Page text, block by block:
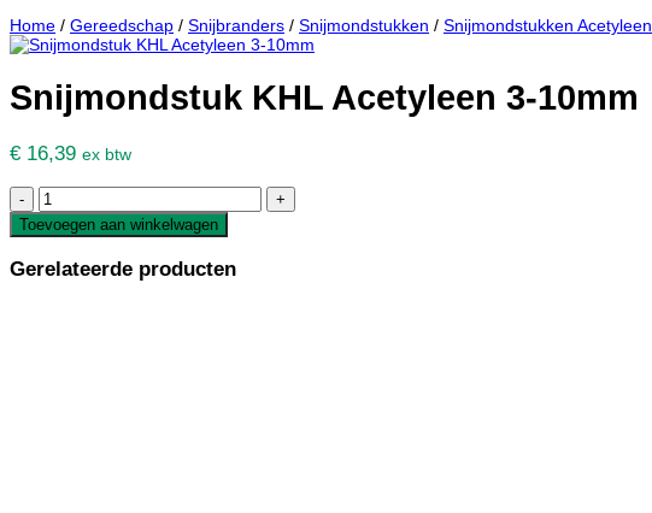
Home / Gereedschap / Snijbranders / Snijmondstukken / Snijmondstukken Acetyleen
Snijmondstuk KHL Acetyleen 3-10mm
€ 16,39 ex btw
Snijmondstuk
KHL
Acetyleen
10mm
Toevoegen aan winkelwagen
Gerelateerde producten